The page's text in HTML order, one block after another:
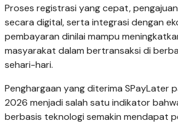
Proses registrasi yang cepat,
secara digital, serta integrasi dengan
pembayaran dinilai mampu
masyarakat dalam bertransaksi di
sehari-hari.
Penghargaan yang diterima SPayLater
2026 menjadi salah satu indikator
berbasis teknologi semakin mendapat